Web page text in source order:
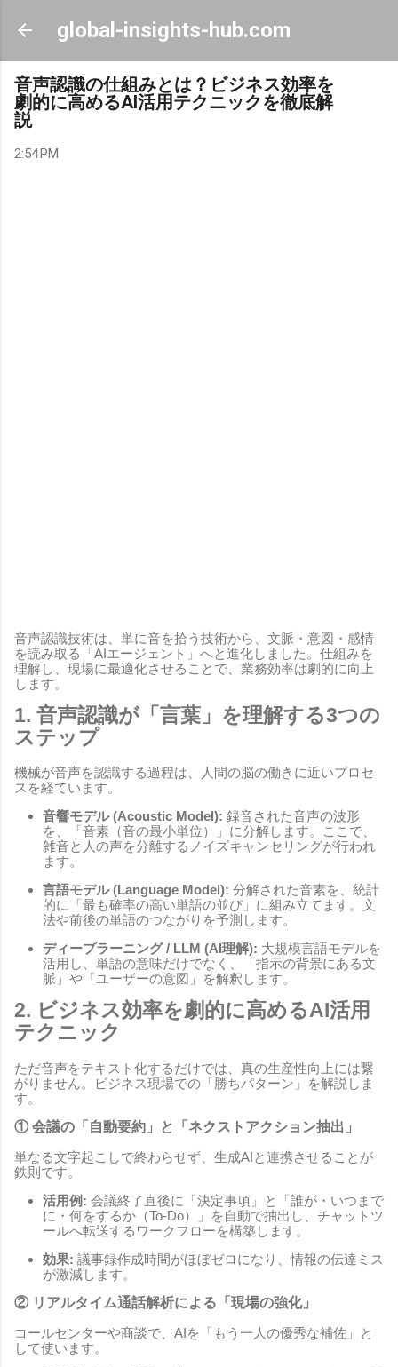
Skip to main content
global-insights-hub.com
音声認識の仕組みとは？ビジネス効率を
劇的に高めるAI活用テクニックを徹底解
説
2:54 PM
音声認識技術は、単に音を拾う技術から、文脈・意図・感情
を読み取る「AIエージェント」へと進化しました。仕組みを
理解し、現場に最適化させることで、業務効率は劇的に向上
します。
1. 音声認識が「言葉」を理解する3つの
ステップ
機械が音声を認識する過程は、人間の脳の働きに近いプロセ
スを経ています。
音響モデル (Acoustic Model): 録音された音声の波形
を、「音素（音の最小単位）」に分解します。ここで、
雑音と人の声を分離するノイズキャンセリングが行われ
ます。
言語モデル (Language Model): 分解された音素を、統計
的に「最も確率の高い単語の並び」に組み立てます。文
法や前後の単語のつながりを予測します。
ディープラーニング / LLM (AI理解): 大規模言語モデルを
活用し、単語の意味だけでなく、「指示の背景にある文
脈」や「ユーザーの意図」を解釈します。
2. ビジネス効率を劇的に高めるAI活用
テクニック
ただ音声をテキスト化するだけでは、真の生産性向上には繋
がりません。ビジネス現場での「勝ちパターン」を解説しま
す。
① 会議の「自動要約」と「ネクストアクション抽出」
単なる文字起こしで終わらせず、生成AIと連携させることが
鉄則です。
活用例: 会議終了直後に「決定事項」と「誰が・いつまで
に・何をするか（To-Do）」を自動で抽出し、チャットツ
ールへ転送するワークフローを構築します。
効果: 議事録作成時間がほぼゼロになり、情報の伝達ミス
が激減します。
② リアルタイム通話解析による「現場の強化」
コールセンターや商談で、AIを「もう一人の優秀な補佐」と
して使います。